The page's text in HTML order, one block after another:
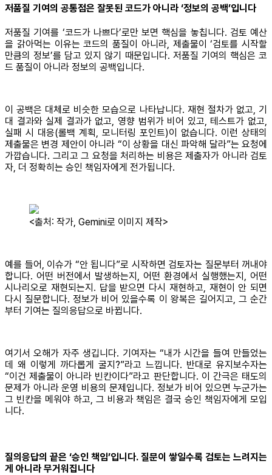
저품질 기여의 공통점은 잘못된 코드가 아니라 ‘정보의 공백’입니다
저품질 기여를 ‘코드가 나쁘다’로만 보면 핵심을 놓칩니다. 검토 예산
을 갉아먹는 이유는 코드의 품질이 아니라, 제출물이 ‘검토를 시작할
만큼의 정보’를 담고 있지 않기 때문입니다. 저품질 기여의 핵심은 코
드 품질이 아니라 정보의 공백입니다.
이 공백은 대체로 비슷한 모습으로 나타납니다. 재현 절차가 없고, 기
대 결과와 실제 결과가 없고, 영향 범위가 비어 있고, 테스트가 없고,
실패 시 대응(롤백 계획, 모니터링 포인트)이 없습니다. 이런 상태의
제출물은 변경 제안이 아니라 “이 상황을 대신 파악해 달라”는 요청에
가깝습니다. 그리고 그 요청을 처리하는 비용은 제출자가 아니라 검토
자, 더 정확히는 승인 책임자에게 전가됩니다.
<출처: 작가, Gemini로 이미지 제작>
예를 들어, 이슈가 “안 됩니다”로 시작하면 검토자는 질문부터 꺼내야
합니다. 어떤 버전에서 발생하는지, 어떤 환경에서 실행했는지, 어떤
시나리오로 재현되는지. 답을 받으면 다시 재현하고, 재현이 안 되면
다시 질문합니다. 정보가 비어 있을수록 이 왕복은 길어지고, 그 순간
부터 기여는 질의응답으로 바뀝니다.
여기서 오해가 자주 생깁니다. 기여자는 “내가 시간을 들여 만들었는
데 왜 이렇게 까다롭게 굴지?”라고 느낍니다. 반대로 유지보수자는
“이건 제출물이 아니라 빈칸이다”라고 판단합니다. 이 간극은 태도의
문제가 아니라 운영 비용의 문제입니다. 정보가 비어 있으면 누군가는
그 빈칸을 메워야 하고, 그 비용과 책임은 결국 승인 책임자에게 모입
니다.
질의응답의 끝은 ‘승인 책임’입니다. 질문이 쌓일수록 검토는 느려지는
게 아니라 무거워집니다